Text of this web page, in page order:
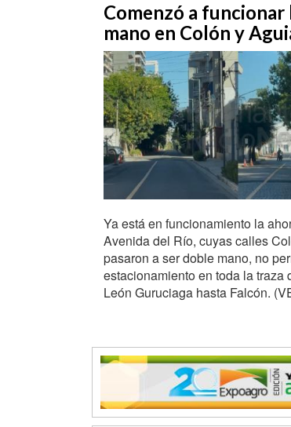
Comenzó a funcionar
mano en Colón y
Ya está en funcionamiento la
Avenida del Río, cuyas calles
pasaron a ser doble mano, no
estacionamiento en toda la traza
León Guruciaga hasta Falcón.